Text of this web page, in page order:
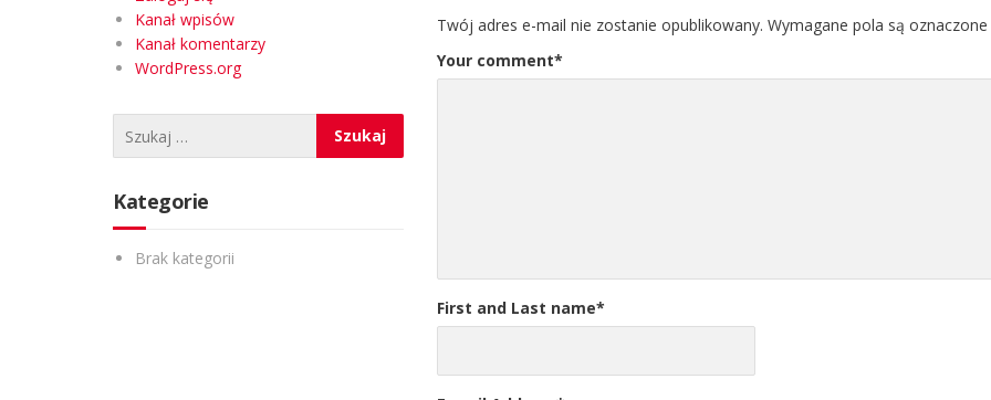
Twój adres e-mail nie zostanie opublikowany. Wymagane pola są oznaczone
Your comment*
First and Last name*
Kanał wpisów
Kanał komentarzy
WordPress.org
Kategorie
Brak kategorii